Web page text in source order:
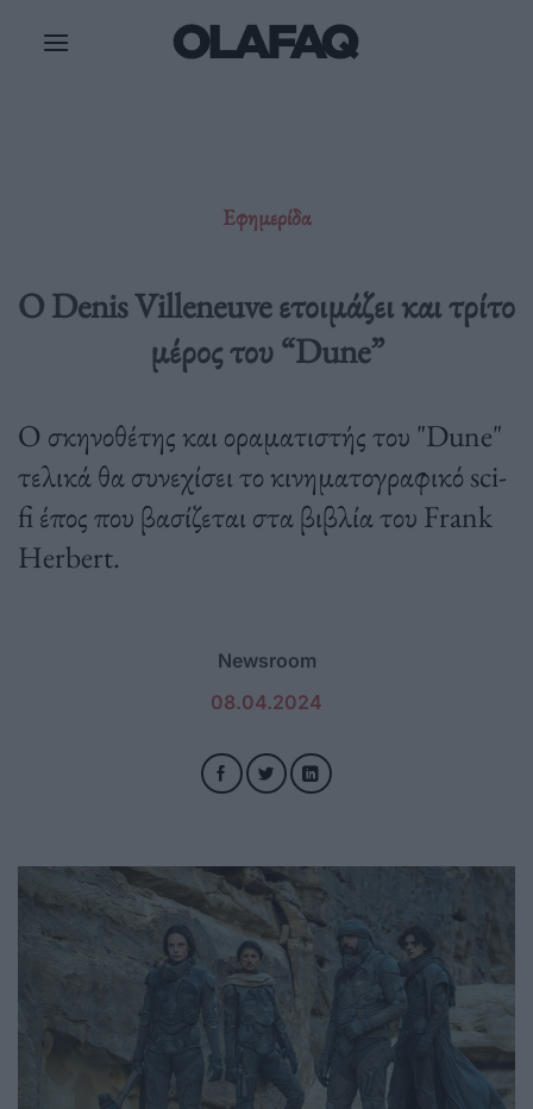
Εφημερίδα
Ο Denis Villeneuve ετοιμάζει και τρίτο
μέρος του “Dune”
Ο σκηνοθέτης και οραματιστής του "Dune"
τελικά θα συνεχίσει το κινηματογραφικό sci-
fi έπος που βασίζεται στα βιβλία του Frank
Herbert.
Newsroom
08.04.2024